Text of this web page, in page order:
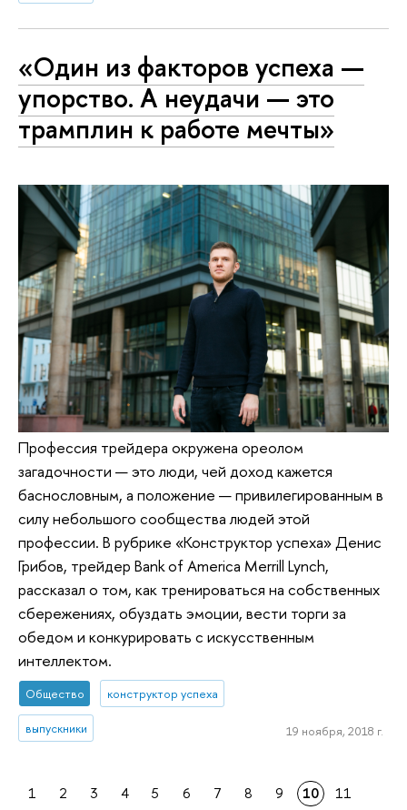
«Один из факторов успеха —
упорство. А неудачи — это
трамплин к работе мечты»
Профессия трейдера окружена ореолом
загадочности — это люди, чей доход кажется
баснословным, а положение — привилегированным в
силу небольшого сообщества людей этой
профессии. В рубрике «Конструктор успеха» Денис
Грибов, трейдер Bank of America Merrill Lynch,
рассказал о том, как тренироваться на собственных
сбережениях, обуздать эмоции, вести торги за
обедом и конкурировать с искусственным
интеллектом.
Общество конструктор успеха
выпускники 19 ноября, 2018 г.
1 2 3 4 5 6 7 8 9 10
11